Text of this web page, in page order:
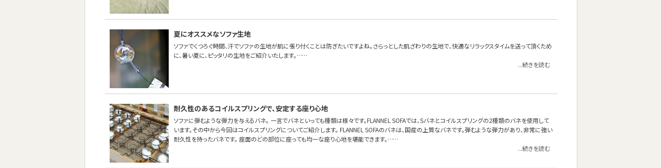
夏にオススメなソファ生地
ソファでくつろぐ時間、汗でソファの生地が肌に張り付くことは防ぎたいですよね。さらっとした肌ざわりの生地で、快適なリラックスタイムを送って頂くため
に、暑い夏に、ピッタリの生地をご紹介いたします。……
...続きを読む
耐久性のあるコイルスプリングで、安定する座り心地
ソファに弾むような弾力を与えるバネ。 一言でバネといっても種類は様々です。FLANNEL SOFAでは、Sバネとコイルスプリングの2種類のバネを使用して
います。その中から今回はコイルスプリングについてご紹介します。 FLANNEL SOFAのバネは、国産の上質なバネです。弾むような弾力があり、非常に強い
耐久性を持ったバネです。 座面のどの部位に座っても均一な座り心地を堪能できます。……
...続きを読む